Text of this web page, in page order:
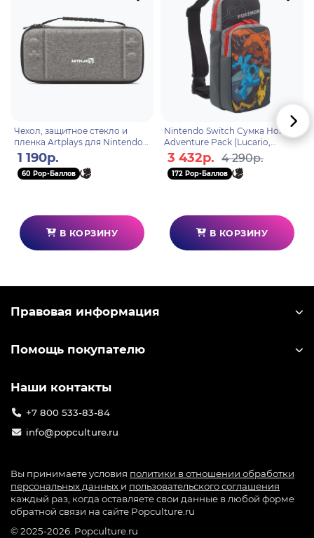
Чехол, защитное стекло и
пленка Artplays для Nintendo
Switch OLED серый (NSO-1023)
1 190р.
60 Pop-Баллов
В КОРЗИНУ
Nintendo Switch Сумка Hori
Adventure Pack (Lucario,
Pikachu) для консоли Switch
(NSW-415U)
3 432р. 4 290р.
172 Pop-Баллов
В КОРЗИНУ
Правовая информация
Помощь покупателю
Наши контакты
+7 800 533-83-84
info@popculture.ru
Вы принимаете условия политики в отношении обработки
персональных данных и пользовательского соглашения
каждый раз, когда оставляете свои данные в любой форме
обратной связи на сайте Popculture.ru
© 2025-2026. Popculture.ru